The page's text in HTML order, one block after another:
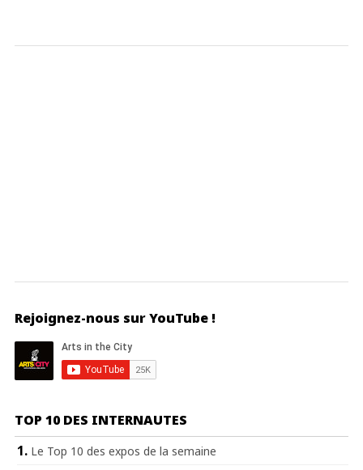
Rejoignez-nous sur YouTube !
TOP 10 DES INTERNAUTES
Le Top 10 des expos de la semaine